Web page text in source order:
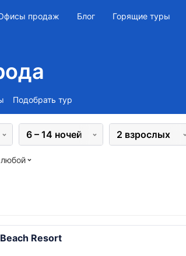
продаж Блог Горящие туры
Подобрать тур
6 – 14 ночей 2 взрослых
любой
Resort